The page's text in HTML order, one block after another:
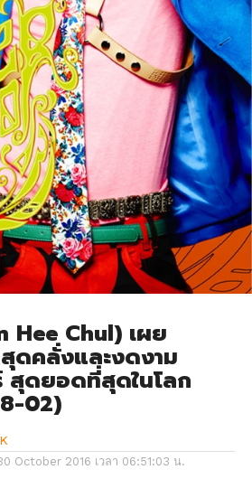
Hee Chul) เผย
ดคลั่งและงดงาม
สุดยอดที่สุดในโลก
02)
October 2016 เวลา 06:51:03 น.